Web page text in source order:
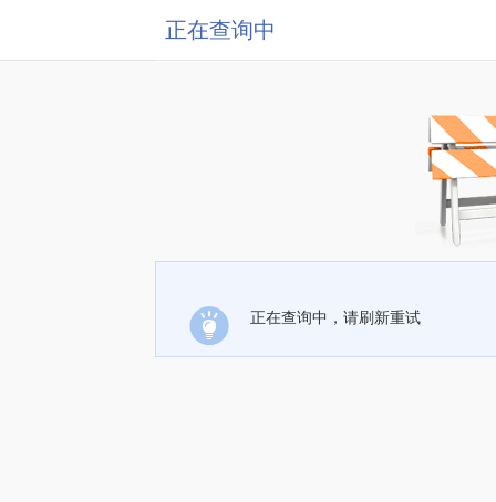
正在查询中
正在查询中，请刷新重试